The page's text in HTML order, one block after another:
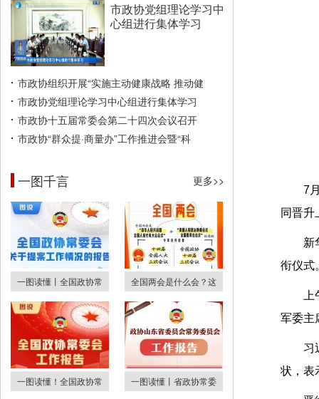
市政协党组理论学习中
心组进行集体学习
市政协组织开展“实施主动健康战略 推动健
市政协党组理论学习中心组进行集体学习
市政协十五届常委会第二十四次会议召开
市政协“群众提·商量办”工作推进会暨“科
一图千言 更多>>
一图读懂丨全国政协常 全国两会是什么会？这
一图读懂！全国政协常 一图读懂丨省政协常委
7
同晋升
新
衔仪式
军委主
习
状，表